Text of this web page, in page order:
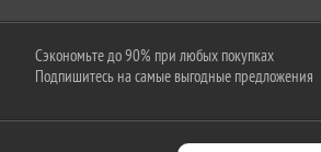
Сэкономьте до 90% при любых покупках
Подпишитесь на самые выгодные предложения